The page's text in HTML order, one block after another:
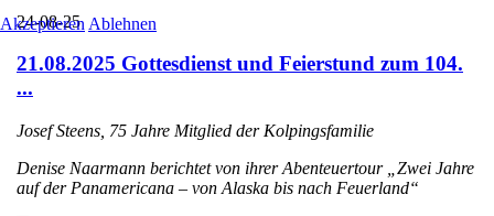
24-08-25
21.08.2025 Gottesdienst und Feierstund zum 104.
...
Josef Steens, 75 Jahre Mitglied der Kolpingsfamilie
Denise Naarmann berichtet von ihrer Abenteuertour „Zwei Jahre
auf der Panamericana – von Alaska bis nach Feuerland“
Akzeptieren Ablehnen